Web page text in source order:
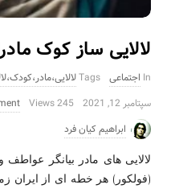
لالایی ساز کوک
In اجتماعی Tags
سپتامبر 12, 2021
245 Views
ابراهیم کیان فرد
لالایی های مادر بیانگر
(فولکور) هر خطه ای از ایران